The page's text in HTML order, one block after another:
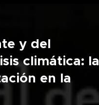
y del
climática: la
en la